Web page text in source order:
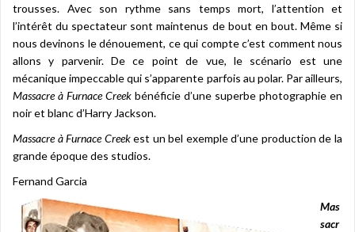
trousses. Avec son rythme sans temps mort, l’attention et
l’intérêt du spectateur sont maintenus de bout en bout. Même si
nous devinons le dénouement, ce qui compte c’est comment nous
allons y parvenir. De ce point de vue, le scénario est une
mécanique impeccable qui s’apparente parfois au polar. Par ailleurs,
Massacre à Furnace Creek bénéficie d’une superbe photographie en
noir et blanc d’Harry Jackson.
Massacre à Furnace Creekest un bel exemple d’une production de la
grande époque des studios.
Fernand Garcia
Mas
sacr